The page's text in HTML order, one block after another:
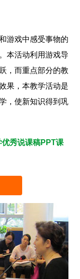
戏中感受事物的
本活动利用游戏导
，而重点部分的教
果，本教学活动是
，使新知识得到巩
优秀说课稿PPT课